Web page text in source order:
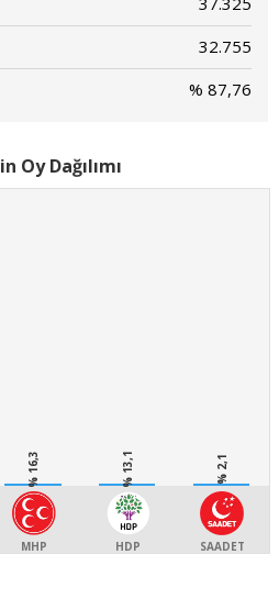
32.755
% 87,76
Dağılımı
% 16,3
MHP
% 13,1
HDP
% 2,1
SAADET